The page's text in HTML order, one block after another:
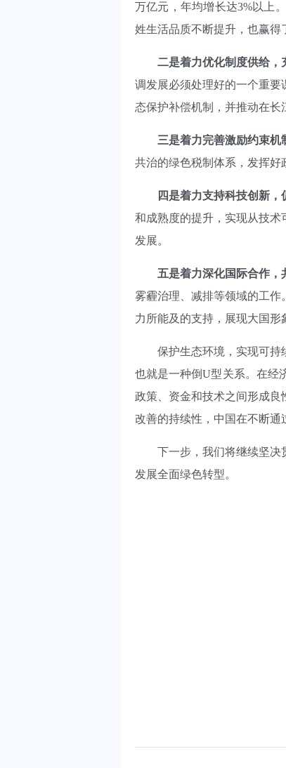
万亿元，年均增长达3%以上
姓生活品质不断提升，也赢得
二是着力优化制度供给，
调发展必须处理好的一个重
态保护补偿机制，并推动在长
三是着力完善激励约束机
共治的绿色税制体系，发挥好
四是着力支持科技创新，
和成熟度的提升，实现从技
发展。
五是着力深化国际合作，
雾霾治理、减排等领域的工
力所能及的支持，展现大国形
保护生态环境，实现可持续
也就是一种倒U型关系。在经
政策、资金和技术之间形成
改善的持续性，中国在不断通
下一步，我们将继续坚决贯
发展全面绿色转型。